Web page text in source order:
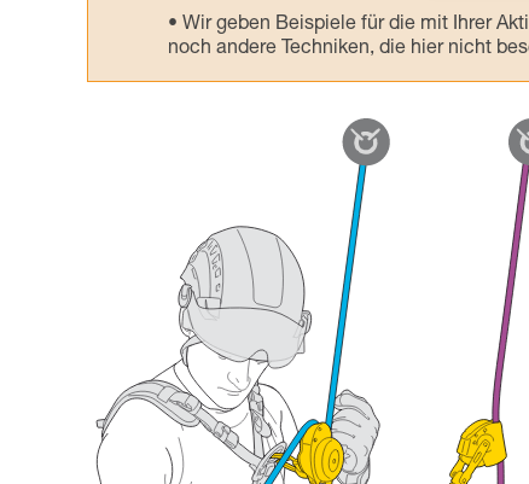
Wir geben Beispiele für die mit Ihrer
noch andere Techniken, die hier nicht